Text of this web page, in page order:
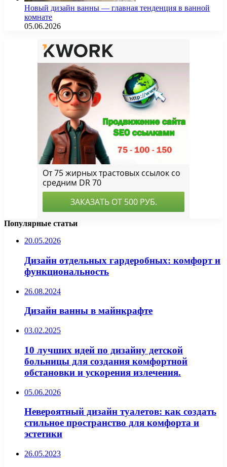
Новый дизайн ванны — главная тенденция в ванной
комнате
05.06.2026
Популярные статьи
20.05.2026
Дизайн отдельных гардеробных: комфорт и
функциональность
26.08.2024
Дизайн ванны в майнкрафте
03.02.2025
10 лучших идей по дизайну детской
больницы для создания комфортной
обстановки и ускорения излечения.
05.06.2026
Невероятный дизайн туалетов: как создать
стильное пространство для комфорта и
эстетики
26.05.2023